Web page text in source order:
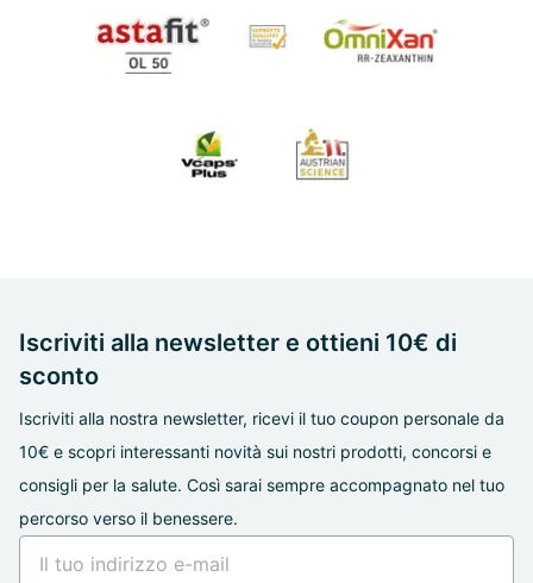
Iscriviti alla newsletter e ottieni 10€ di
sconto
Iscriviti alla nostra newsletter, ricevi il tuo coupon personale da
10€ e scopri interessanti novità sui nostri prodotti, concorsi e
consigli per la salute. Così sarai sempre accompagnato nel tuo
percorso verso il benessere.